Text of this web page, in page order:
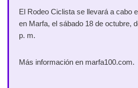
El Rodeo Ciclista se llevará a cabo
en Marfa, el sábado 18 de octubre,
p. m.
Más información en marfa100.com.